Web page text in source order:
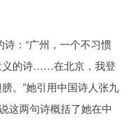
：“广州，一个不习惯
义的诗……在北京，我登
。”她引用中国诗人张九
这两句诗概括了她在中